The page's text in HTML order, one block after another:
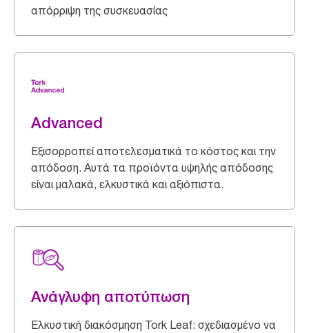
απόρριψη της συσκευασίας
Advanced
Εξισορροπεί αποτελεσματικά το κόστος και την
απόδοση. Αυτά τα προϊόντα υψηλής απόδοσης
είναι μαλακά, ελκυστικά και αξιόπιστα.
Ανάγλυφη αποτύπωση
Ελκυστική διακόσμηση Tork Leaf: σχεδιασμένο να